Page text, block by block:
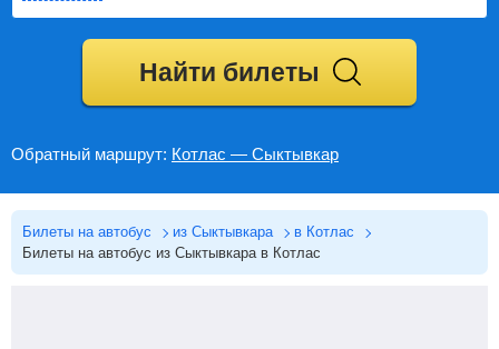
Найти билеты
Обратный маршрут: Котлас — Сыктывкар
Билеты на автобус из Сыктывкара
в Котлас
Билеты на автобус из Сыктывкара в Котлас